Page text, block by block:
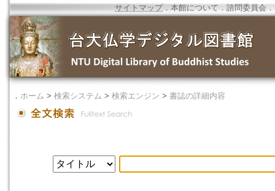
サイトマップ．本館について ． 諮問委員会 ．
． ホーム > 検索システム > 検索エンジン > 書誌の詳細内容